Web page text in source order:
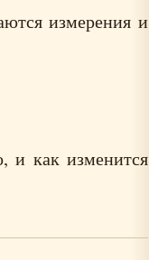
измерения и
и как изменится